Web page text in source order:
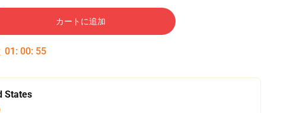
カートに追加
01 : 00: 54
States